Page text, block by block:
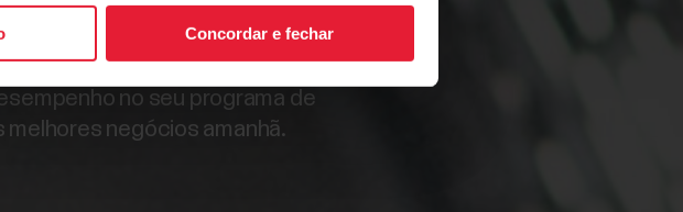
Concordar e fechar
líderes mundiais da Polar em
no seu programa de
negócios amanhã.